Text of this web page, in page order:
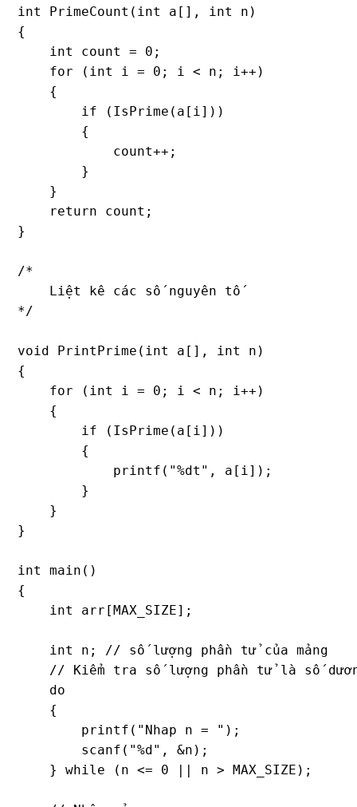
int PrimeCount(int a[], int n)
{
    int count = 0;
    for (int i = 0; i < n; i++)
    {
        if (IsPrime(a[i]))
        {
            count++;
        }
    }
    return count;
}
/*
    Liệt kê các số nguyên tố
*/
void PrintPrime(int a[], int n)
{
    for (int i = 0; i < n; i++)
    {
        if (IsPrime(a[i]))
        {
            printf("%dt", a[i]);
        }
    }
}
int main()
{
    int arr[MAX_SIZE];
    int n; // số lượng phần tử của mảng
// Kiểm tra số lượng phần tử là số
    do
    {
        printf("Nhap n = ");
        scanf("%d", &n);
    } while (n <= 0 || n > MAX_SIZE);